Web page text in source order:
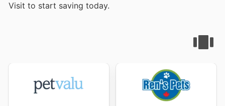
Visit to start saving today.